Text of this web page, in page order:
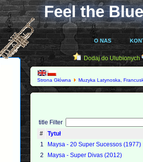
Feel the
O NAS
Dodaj do Ulubionych
Strona Główna Muzyka Latynoska,
title Filter
#
Tytuł
1
Maysa - 20 Super Sucessos (1977)
2
Maysa - Super Divas (2012)